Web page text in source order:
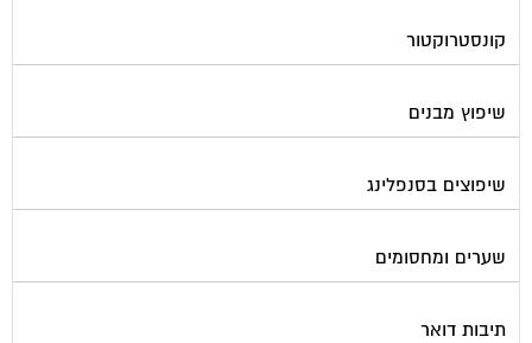
קונסטרוקטור
שיפוץ מבנים
שיפוצים בסנפלינג
שערים ומחסומים
תיבות דואר